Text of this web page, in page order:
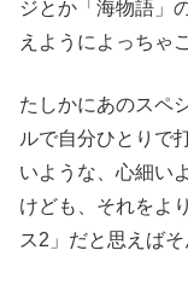
ジとか「海物語」
えようによっちゃ
たしかにあのスペ
ルで自分ひとりで
いような、心細い
けども、それをよ
ス2」だと思えばそ